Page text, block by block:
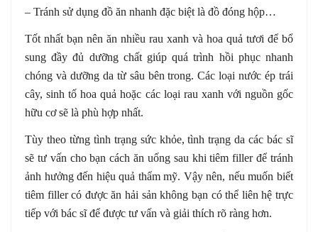
– Tránh sử dụng đồ ăn nhanh đặc biệt là đồ đóng hộp…
Tốt nhất bạn nên ăn nhiều rau xanh và hoa quả tươi để bổ
sung đầy đủ dưỡng chất giúp quá trình hồi phục nhanh
chóng và dưỡng da từ sâu bên trong. Các loại nước ép trái
cây, sinh tố hoa quả hoặc các loại rau xanh với nguồn gốc
hữu cơ sẽ là phù hợp nhất.
Tùy theo từng tình trạng sức khỏe, tình trạng da các bác sĩ
sẽ tư vấn cho bạn cách ăn uống sau khi tiêm filler để tránh
ảnh hưởng đến hiệu quả thẩm mỹ. Vậy nên, nếu muốn biết
tiêm filler có được ăn hải sản không bạn có thể liên hệ trực
tiếp với bác sĩ để được tư vấn và giải thích rõ ràng hơn.